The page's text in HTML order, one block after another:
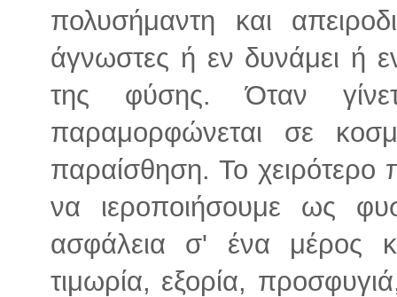
πολυσήμαντη και
άγνωστες ή εν δυνάμει ή εν
της φύσης. Όταν
παραμορφώνεται σε
παραίσθηση. Το χειρότερο
να ιεροποιήσουμε ως
ασφάλεια σ' ένα μέρος
τιμωρία, εξορία,